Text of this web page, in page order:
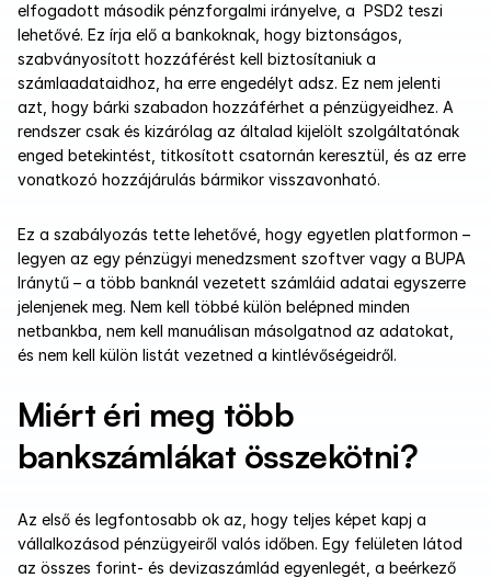
elfogadott második pénzforgalmi irányelve, a  PSD2 teszi
lehetővé. Ez írja elő a bankoknak, hogy biztonságos,
szabványosított hozzáférést kell biztosítaniuk a
számlaadataidhoz, ha erre engedélyt adsz. Ez nem jelenti
azt, hogy bárki szabadon hozzáférhet a pénzügyeidhez. A
rendszer csak és kizárólag az általad kijelölt szolgáltatónak
enged betekintést, titkosított csatornán keresztül, és az erre
vonatkozó hozzájárulás bármikor visszavonható.
Ez a szabályozás tette lehetővé, hogy egyetlen platformon –
legyen az egy pénzügyi menedzsment szoftver vagy a BUPA
Iránytű – a több banknál vezetett számláid adatai egyszerre
jelenjenek meg. Nem kell többé külön belépned minden
netbankba, nem kell manuálisan másolgatnod az adatokat,
és nem kell külön listát vezetned a kintlévőségeidről.
Miért éri meg több
bankszámlákat összekötni?
Az első és legfontosabb ok az, hogy teljes képet kapj a
vállalkozásod pénzügyeiről valós időben. Egy felületen látod
az összes forint- és devizaszámlád egyenlegét, a beérkező